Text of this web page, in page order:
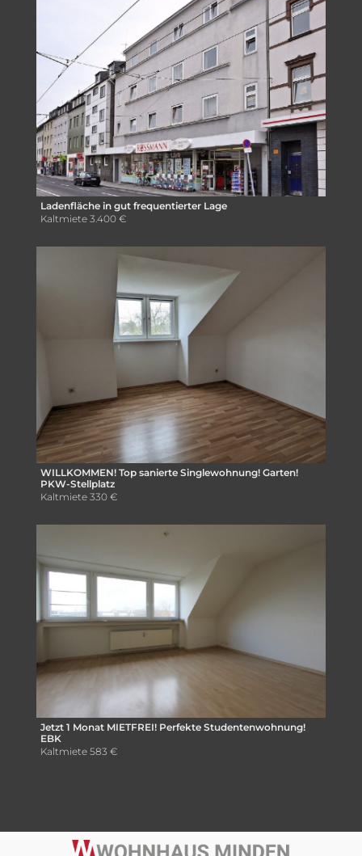
Ladenfläche in gut frequentierter Lage
Kaltmiete 3.400 €
WILLKOMMEN! Top sanierte Singlewohnung! Garten!
PKW-Stellplatz
Kaltmiete 330 €
Jetzt 1 Monat MIETFREI! Perfekte Studentenwohnung!
EBK
Kaltmiete 583 €